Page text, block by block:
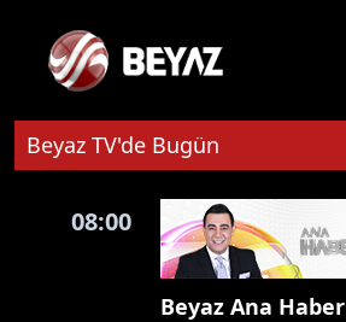
Beyaz TV'de Bugün
08:00
Beyaz Ana Haber